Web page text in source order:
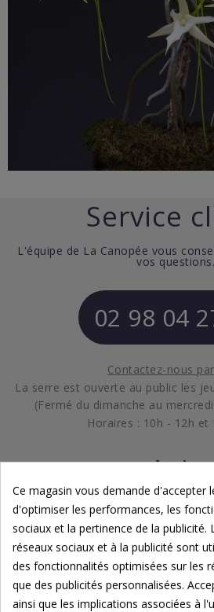
Service
L'équipe de La Canopée vous
vos questions.
02 98 04
Contactez-nous
La serre est ouverte au public les
(Fermé du dimanche au
Horaires : 10h - 12h et
Avis
Votre avis est
partagez votre
Ce magasin vous demande d'accepter
d'optimiser les performances, les
sociaux et la pertinence de la publicité.
réseaux sociaux et à la publicité sont
des fonctionnalités optimisées sur les
que des publicités personnalisées.
ainsi que les implications associées à